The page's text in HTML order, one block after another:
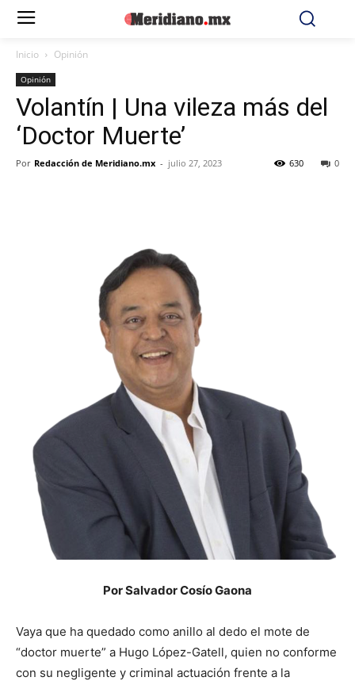
Inicio Opinión
Opinión
Volantín | Una vileza más del
‘Doctor Muerte’
Por Redacción de Meridiano.mx - julio 27, 2023 0
630
Por Salvador Cosío Gaona
Vaya que ha quedado como anillo al dedo el mote de
“doctor muerte” a Hugo López-Gatell, quien no conforme
con su negligente y criminal actuación frente a la